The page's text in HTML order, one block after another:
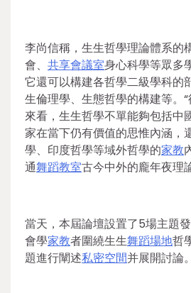
李尚信稱，生生哲學理論體系的
會、 共享會議室身心科學等眾多
它還可以構建各哲學二級學科的
生倫理學、生態哲學的構建等。
來看，生生哲學不單能夠包括中
家在當下仍有價值的思惟內涵，
學、印度哲學等域外哲學的家教
通舞蹈教室古今中外的龐年夜理
當天，本屆論壇設置了5場主題
會學家教者圍繞生生舞蹈場地哲
題進行闡述私密空間并展開討論。